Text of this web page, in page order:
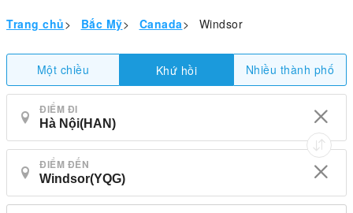
Trang chủ> Bắc Mỹ> Canada> Windsor
Một chiều Khứ hồi Nhiều thành phố
ĐIỂM ĐI
ĐIỂM ĐẾN